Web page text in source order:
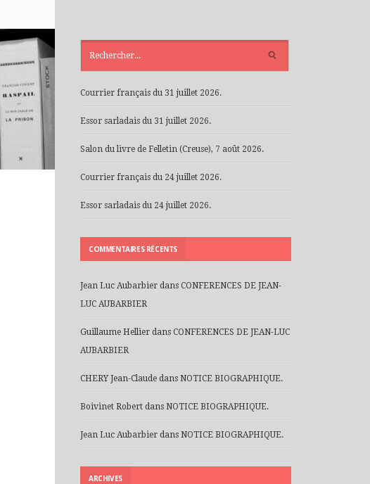
Courrier français du 31 juillet 2026.
Essor sarladais du 31 juillet 2026.
Salon du livre de Felletin (Creuse), 7 août 2026.
Courrier français du 24 juillet 2026.
Essor sarladais du 24 juillet 2026.
COMMENTAIRES RÉCENTS
Jean Luc Aubarbier dans CONFERENCES DE JEAN-
LUC AUBARBIER
Guillaume Hellier dans CONFERENCES DE JEAN-LUC
AUBARBIER
CHERY Jean-Claude dans NOTICE BIOGRAPHIQUE.
Boivinet Robert dans NOTICE BIOGRAPHIQUE.
Jean Luc Aubarbier dans NOTICE BIOGRAPHIQUE.
ARCHIVES